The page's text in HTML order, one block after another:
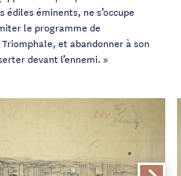
éminents, ne s’occupe
le programme de
et abandonner à son
devant l’ennemi. »